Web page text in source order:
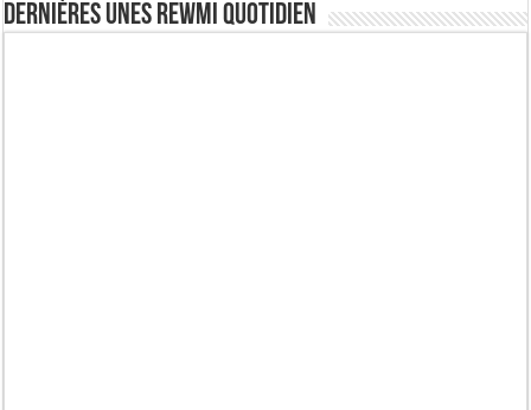
Dernières Unes Rewmi Quotidien